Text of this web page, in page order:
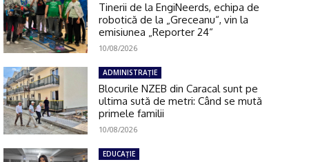
Tinerii de la EngiNeerds, echipa de
robotică de la „Greceanu“, vin la
emisiunea „Reporter 24“
10/08/2026
ADMINISTRAŢIE
Blocurile NZEB din Caracal sunt pe
ultima sută de metri: Când se mută
primele familii
10/08/2026
EDUCAŢIE